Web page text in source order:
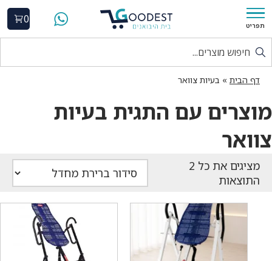
תפריט
0
דף הבית » בעיות צוואר
מוצרים עם התגית בעיות
צוואר
התוצאות